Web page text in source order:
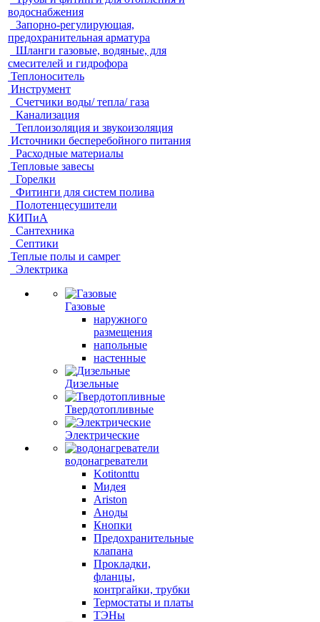
водоснабжения
Запорно-регулирующая,
предохранительная арматура
Шланги газовые, водяные, для
смесителей и гидрофора
Теплоноситель
Инструмент
Счетчики воды/ тепла/ газа
Канализация
Теплоизоляция и звукоизоляция
Источники бесперебойного питания
Расходные материалы
Тепловые завесы
Горелки
Фитинги для систем полива
Полотенцесушители
КИПиА
Сантехника
Септики
Теплые полы и самрег
Электрика
Газовые
наружного
размещения
напольные
настенные
Дизельные
Твердотопливные
Электрические
водонагреватели
Kotitonttu
Мидея
Ariston
Аноды
Кнопки
Предохранительные
клапана
Прокладки,
фланцы,
контргайки, трубки
Термостаты и платы
ТЭНы